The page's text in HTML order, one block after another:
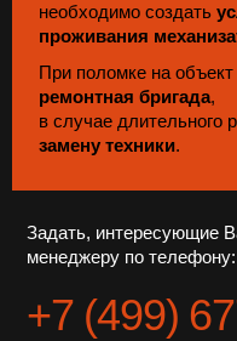
необходимо создать
проживания
При поломке на объект
ремонтная бригада,
в случае длительного
замену техники.
Задать, интересующие
менеджеру по телефону:
+7 (499)